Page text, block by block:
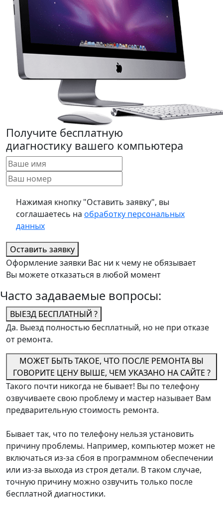
Получите бесплатную
диагностику вашего компьютера
Нажимая кнопку "Оставить заявку", вы
соглашаетесь на обработку персональных
данных
Оставить заявку
Оформление заявки Вас ни к чему не обязывает
Вы можете отказаться в любой момент
Часто задаваемые вопросы:
ВЫЕЗД БЕСПЛАТНЫЙ ?
Да. Выезд полностью бесплатный, но не при отказе
от ремонта.
МОЖЕТ БЫТЬ ТАКОЕ, ЧТО ПОСЛЕ РЕМОНТА ВЫ
ГОВОРИТЕ ЦЕНУ ВЫШЕ, ЧЕМ УКАЗАНО НА САЙТЕ ?
Такого почти никогда не бывает! Вы по телефону
озвучиваете свою проблему и мастер называет Вам
предварительную стоимость ремонта.
Бывает так, что по телефону нельзя установить
причину проблемы. Например, компьютер может не
включаться из-за сбоя в программном обеспечении
или из-за выхода из строя детали. В таком случае,
точную причину можно озвучить только после
бесплатной диагностики.